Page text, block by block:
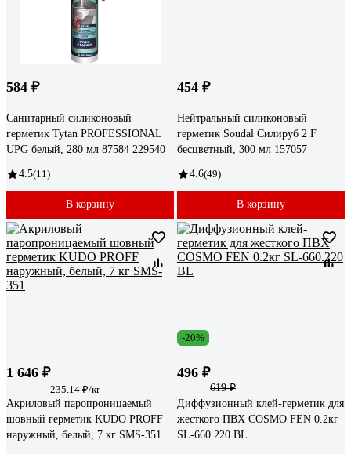
584 ₽
Санитарный силиконовый
герметик Tytan PROFESSIONAL
UPG белый, 280 мл 87584 229540
4.5(11)
В корзину
454 ₽
Нейтральный силиконовый
герметик Soudal Силируб 2 F
бесцветный, 300 мл 157057
4.6(49)
В корзину
1 646 ₽
235.14 ₽/кг
Акриловый паропроницаемый
шовный герметик KUDO PROFF
наружный, белый, 7 кг SMS-351
-20%
496 ₽
619 ₽
Диффузионный клей-герметик для
жесткого ПВХ COSMO FEN 0.2кг
SL-660.220 BL